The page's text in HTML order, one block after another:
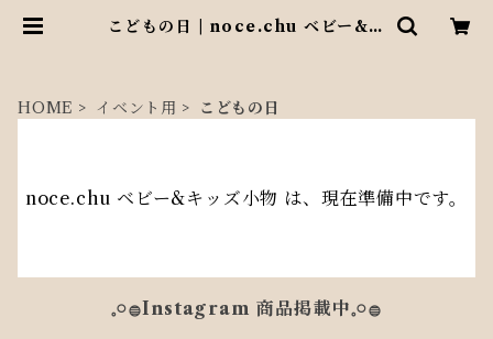
こどもの日 | noce.chu ベビー&キ
HOME イベント用 こどもの日
noce.chu ベビー&キッズ小物 は、現在準備中です。
𓈒𓏸𓐍Instagram 商品掲載中𓈒𓏸𓐍